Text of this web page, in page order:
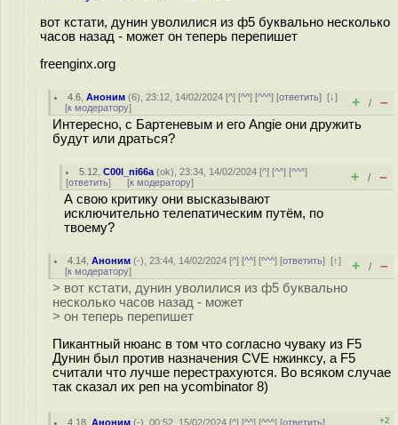
вот кстати, дунин уволилися из ф5 буквально несколько
часов назад - может он теперь перепишет
freenginx.org
4.6 ,Аноним (6), 23:12, 14/02/2024 [^] [^^] [^^^] [ответить][↓]
[к модератору] + / –
Интересно, с Бартеневым и его Angie они дружить
будут или драться?
5.12 ,C00l_ni66a (ok), 23:34, 14/02/2024 [^] [^^] [^^^]
[ответить] [к модератору] + / –
А свою критику они высказывают
исключительно телепатическим путём, по
твоему?
4.14 ,Аноним (-), 23:44, 14/02/2024 [^] [^^] [^^^] [ответить][↑]
[к модератору] + / –
> вот кстати, дунин уволилися из ф5 буквально
несколько часов назад - может
> он теперь перепишет
Пикантный нюанс в том что согласно чуваку из F5
Дунин был против назначения CVE нжинксу, а F5
считали что лучше перестрахуются. Во всяком случае
так сказал их реп на ycombinator 8)
4.18 ,Аноним (-), 00:52, 15/02/2024 [^] [^^] [^^^] [ответить]
+2